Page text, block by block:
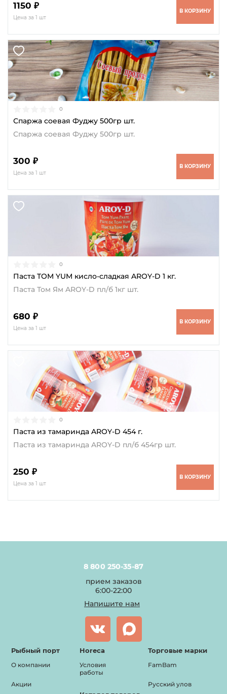
1150 ₽
Цена за 1 шт
В КОРЗИНУ
0
Спаржа соевая Фуджу 500гр шт.
Спаржа соевая Фуджу 500гр шт.
300 ₽
Цена за 1 шт
В КОРЗИНУ
0
Паста TOM YUM кисло-сладкая AROY-D 1 кг.
Паста Том Ям AROY-D пл/б 1кг шт.
680 ₽
Цена за 1 шт
В КОРЗИНУ
0
Паста из тамаринда AROY-D 454 г.
Паста из тамаринда AROY-D пл/б 454гр шт.
250 ₽
Цена за 1 шт
В КОРЗИНУ
8 800 250-35-87
прием заказов
6:00-22:00
Напишите нам
Рыбный порт
О компании
Акции
Horeca
Условия
работы
Торговые марки
FamBam
Русский улов